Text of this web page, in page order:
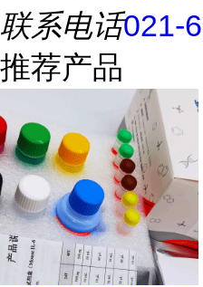
联系电话021-
推荐产品